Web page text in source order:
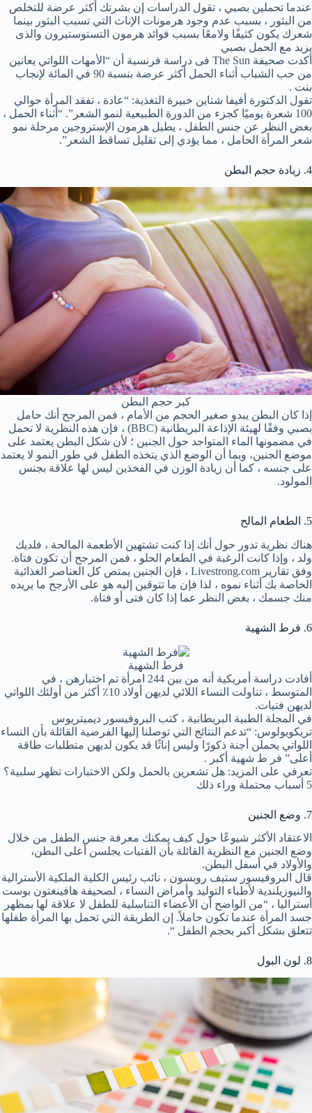
عندما تحملين بصبي ، تقول الدراسات إن بشرتك أكثر عرضة للتخلص
من البثور ، بسبب عدم وجود هرمونات الإناث التي تسبب البثور بينما
شعرك يكون كثيفًا ولامعًا بسبب فوائد هرمون التستوستيرون والذى
يزيد مع الحمل بصبي
أكدت صحيفة The Sun فى دراسة فرنسية أن “الأمهات اللواتي يعانين
من حب الشباب أثناء الحمل أكثر عرضة بنسبة 90 في المائة لإنجاب
بنت .
تقول الدكتورة أفيفا شتاين خبيرة التغذية: “عادة ، تفقد المرأة حوالي
100 شعرة يوميًا كجزء من الدورة الطبيعية لنمو الشعر”. “أثناء الحمل ،
بغض النظر عن جنس الطفل ، يطيل هرمون الإستروجين مرحلة نمو
شعر المرأة الحامل ، مما يؤدي إلى تقليل تساقط الشعر”.
4. زيادة حجم البطن
كبر حجم البطن
إذا كان البطن يبدو صغير الحجم من الأمام ، فمن المرجح أنك حامل
بصبي وفقًا لهيئة الإذاعة البريطانية (BBC) ، فإن هذه النظرية لا تحمل
في مضمونها الماء المتواجد حول الجنين ؛ لأن شكل البطن يعتمد على
موضع الجنين، وبما أن الوضع الذي يتخذه الطفل في طور النمو لا يعتمد
على جنسه ، كما أن زيادة الوزن في الفخذين ليس لها علاقة بجنس
المولود.
5. الطعام المالح
هناك نظرية تدور حول أنك إذا كنت تشتهين الأطعمة المالحة ، فلديك
ولد ، وإذا كانت الرغبة في الطعام الحلو ، فمن المرجح أن تكون فتاة.
وفق تقارير Livestrong.com ، فإن الجنين يمتص كل العناصر الغذائية
الخاصة بك أثناء نموه ، لذا فإن ما تتوقين إليه هو على الأرجح ما يريده
منك جسمك ، بغض النظر عما إذا كان فتى أو فتاة.
6. فرط الشهية
فرط الشهية
أفادت دراسة أمريكية أنه من بين 244 امرأة تم اختبارهن ، في
المتوسط ​​، تناولت النساء اللائي لديهن أولاد 10٪ أكثر من أولئك اللواتي
لديهن فتيات.
في المجلة الطبية البريطانية ، كتب البروفيسور ديميتريوس
تريكوبولوس: “تدعم النتائج التي توصلنا إليها الفرضية القائلة بأن النساء
اللواتي يحملن أجنة ذكورًا وليس إناثًا قد يكون لديهن متطلبات طاقة
أعلى” فر ط شهية أكبر .
تعرفي على المزيد: هل تشعرين بالحمل ولكن الاختبارات تظهر سلبية؟
5 أسباب محتملة وراء ذلك
7. وضع الجنين
الاعتقاد الأكثر شيوعًا حول كيف يمكنك معرفة جنس الطفل من خلال
وضع الجنين مع النظرية القائلة بأن الفتيات يجلسن أعلى البطن،
والأولاد في أسفل البطن.
قال البروفيسور ستيف روبسون ، نائب رئيس الكلية الملكية الأسترالية
والنيوزيلندية لأطباء التوليد وأمراض النساء ، لصحيفة هافينغتون بوست
أستراليا ، “من الواضح أن الأعضاء التناسلية للطفل لا علاقة لها بمظهر
جسد المرأة عندما تكون حاملاً. إن الطريقة التي تحمل بها المرأة طفلها
تتعلق بشكل أكبر بحجم الطفل “.
8. لون البول